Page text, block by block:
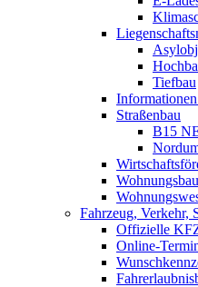
Tiefbau
Straßenbau
B15
Fahrzeug, Verkehr,
Offizielle
Online-